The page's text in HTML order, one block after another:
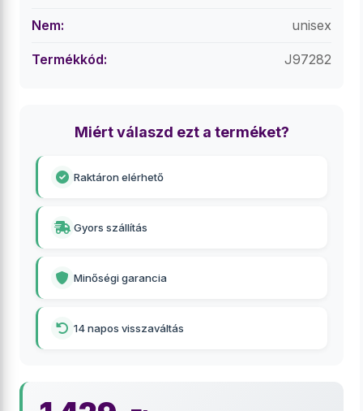
Nem: unisex
Termékkód: J97282
Miért válaszd ezt a terméket?
Raktáron elérhető
Gyors szállítás
Minőségi garancia
14 napos visszaváltás